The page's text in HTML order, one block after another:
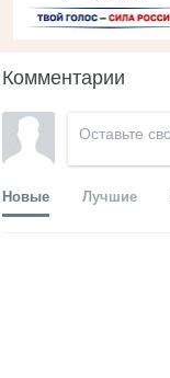
Комментарии
Новые Лучшие